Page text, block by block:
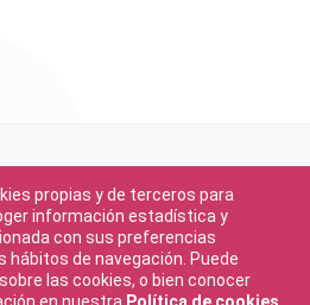
Descargar en
App Store
propias y de terceros para
información estadística y
con sus preferencias
hábitos de navegación. Puede
las cookies, o bien conocer